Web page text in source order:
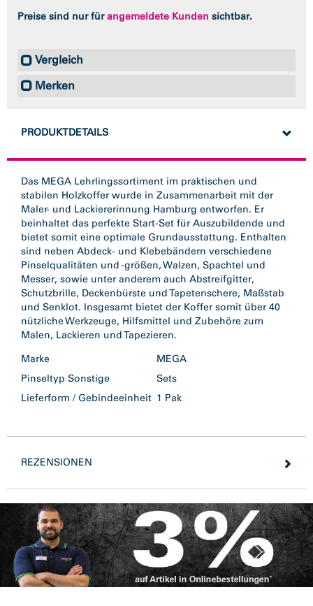
Preise sind nur fürangemeldete Kunden sichtbar.
Vergleich
Merken
PRODUKTDETAILS
Das MEGA Lehrlingssortiment im praktischen und
stabilen Holzkoffer wurde in Zusammenarbeit mit der
Maler- und Lackiererinnung Hamburg entworfen. Er
beinhaltet das perfekte Start-Set für Auszubildende und
bietet somit eine optimale Grundausstattung. Enthalten
sind neben Abdeck- und Klebebändern verschiedene
Pinselqualitäten und -größen, Walzen, Spachtel und
Messer, sowie unter anderem auch Abstreifgitter,
Schutzbrille, Deckenbürste und Tapetenschere, Maßstab
und Senklot. Insgesamt bietet der Koffer somit über 40
nützliche Werkzeuge, Hilfsmittel und Zubehöre zum
Malen, Lackieren und Tapezieren.
Marke
MEGA
Pinseltyp Sonstige
Sets
Lieferform / Gebindeeinheit 1 Pak
REZENSIONEN